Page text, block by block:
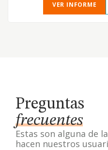
VER INFORME
Preguntas
frecuentes
Estas son alguna de
hacen nuestros